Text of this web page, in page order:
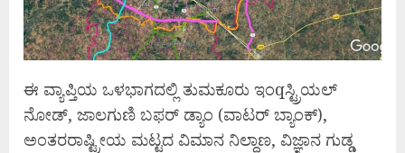
ಈ ವ್ಯಾಪ್ತಿಯ ಒಳಭಾಗದಲ್ಲಿ ತುಮಕೂರು ಇಂqಸ್ಟ್ರಿಯಲ್
ನೋಡ್, ಜಾಲಗುಣಿ ಬಫರ್ ಡ್ಯಾಂ (ವಾಟರ್ ಬ್ಯಾಂಕ್),
ಅಂತರರಾಷ್ಟ್ರೀಯ ಮಟ್ಟದ ವಿಮಾನ ನಿಲ್ಧಾಣ, ವಿಜ್ಞಾನ ಗುಡ್ಡ